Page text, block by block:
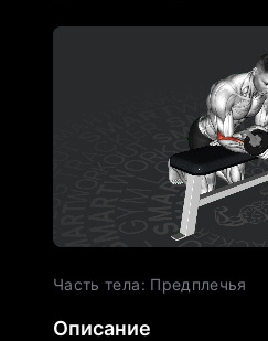
Часть тела: Предплечья
Описание